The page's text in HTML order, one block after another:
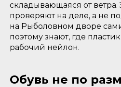
складывающаяся от
проверяют на деле, а не
на Рыболовном дворе
поэтому знают, где
рабочий нейлон.
Обувь не по